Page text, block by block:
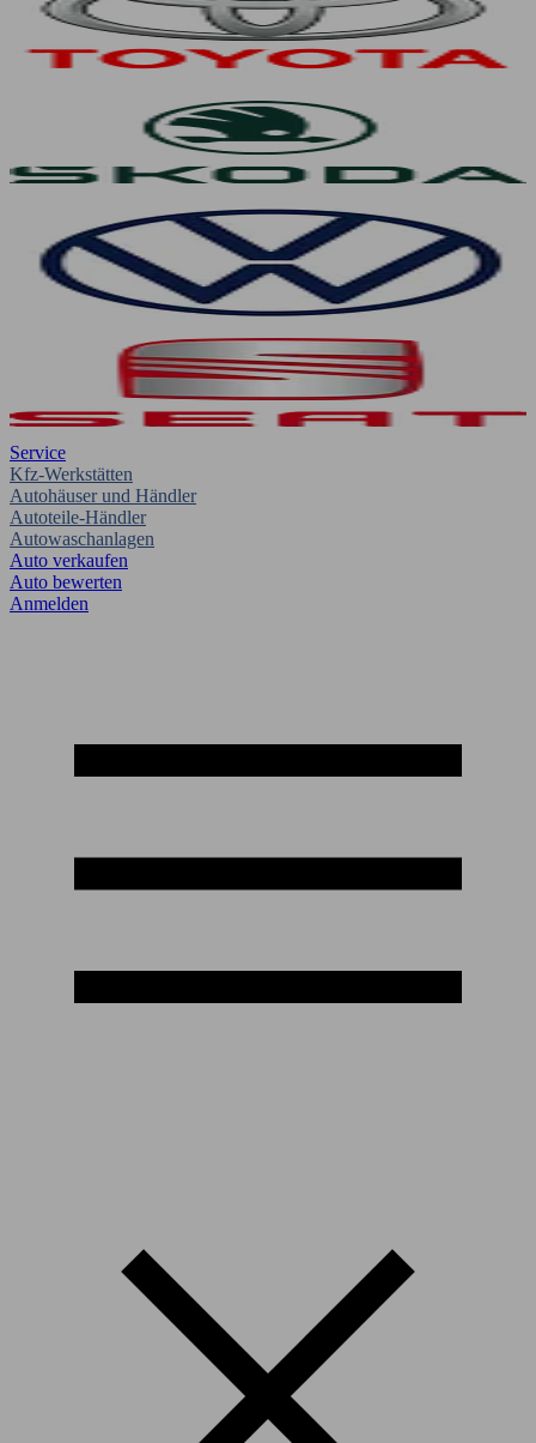
Service
Kfz-Werkstätten
Autohäuser und Händler
Autoteile-Händler
Autowaschanlagen
Auto verkaufen
Auto bewerten
Anmelden